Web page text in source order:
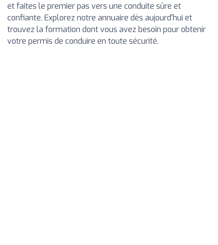
et faites le premier pas vers une conduite sûre et
confiante. Explorez notre annuaire dès aujourd'hui et
trouvez la formation dont vous avez besoin pour obtenir
votre permis de conduire en toute sécurité.